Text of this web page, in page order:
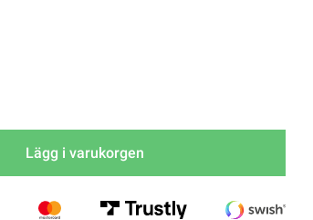
Lägg i varukorgen